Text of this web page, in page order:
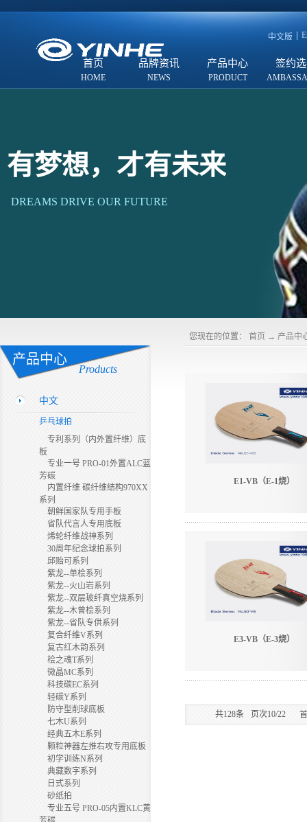
中文版
首页 品牌资讯 产品中心 签约
有梦想，才有未来
DREAMS DRIVE OUR FUTURE
产品中心
Products
中文
乒乓球拍
专利系列（内外置纤维）底
板
专业一号 PRO-01外置ALC蓝
芳碳
内置纤维 碳纤维结构970XX
系列
朝鲜国家队专用手板
省队代言人专用底板
烯轮纤维战神系列
30周年纪念球拍系列
邱贻可系列
紫龙--单桧系列
紫龙--火山岩系列
紫龙--双层玻纤真空烧系列
紫龙--木曾桧系列
紫龙--省队专供系列
复合纤维V系列
复古红木韵系列
桧之魂T系列
微晶MC系列
科技碳EC系列
轻碳Y系列
防守型削球底板
七木U系列
经典五木E系列
颗粒神器左推右攻专用底板
初学训练N系列
典藏数字系列
日式系列
砂纸拍
专业五号 PRO-05内置KLC黄
您现在的位置： 首页 → 产品中
E1-VB（E-1烧）
E3-VB（E-3烧）
共128条 页次10/22